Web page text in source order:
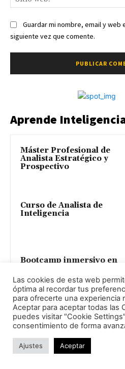
Guardar mi nombre, email y web
siguiente vez que comente.
Aprende
Máster Profesional de
Analista Estratégico y
Prospectivo
Curso de Analista de
Inteligencia
Bootcamp inmersivo en
HUMINT
Curso de Analista de
Inteligencia
(Especialización Sesgos
Cognitivos y Esquemas
mentales)
Las cookies de esta web
óptima al recordar tus
para ofrecerte una experiencia
Aceptar para aceptar todas las
puedes visitar "Cookie
consentimiento de forma
Ajustes Aceptar